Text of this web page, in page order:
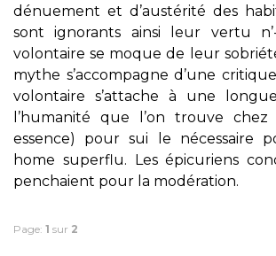
dénuement et d’austérité des
sont ignorants ainsi leur vertu
volontaire se moque de leur
mythe s’accompagne d’une
volontaire s’attache à une
l’humanité que l’on trouve chez
essence) pour sui le nécessaire
home superflu. Les épicuriens
penchaient pour la modération.
Page: 1 sur 2